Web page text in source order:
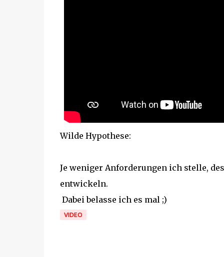
Wilde Hypothese:
Je weniger Anforderungen ich stelle,
entwickeln.
Dabei belasse ich es mal ;)
VIDEO